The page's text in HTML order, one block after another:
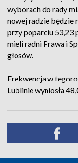
wyborach do rady
nowej radzie będzie
przy poparciu 53,23
mieli radni Prawa i
głosów.
Frekwencja w
Lublinie wyniosła